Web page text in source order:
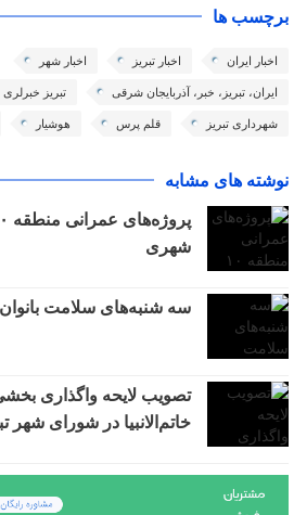
برچسب ها
اخبار ایران اخبار تبریز اخبار شهر
ایران، تبریز، خبر، آذربایجان شرقی تبریز خبرلری
شهرداری تبریز قلم پرس هوشیار
نوشته های مشابه
شهری
سه شنبه‌های سلامت بانوان
تصویب لایحه واگذاری
خاتم‌الانبیا در شورای شهر